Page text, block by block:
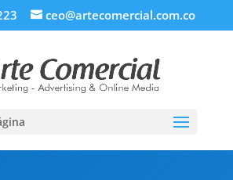
ceo@artecomercial.com.co